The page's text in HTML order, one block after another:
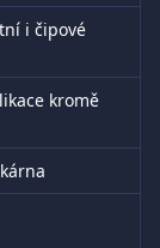
i čipové
kromě